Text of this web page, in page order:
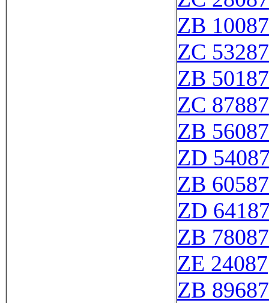
ZB 10087
ZC 53287
ZB 50187
ZC 87887
ZB 56087
ZD
ZB 60587
ZD
ZB 78087
ZE 24087
ZB 89687